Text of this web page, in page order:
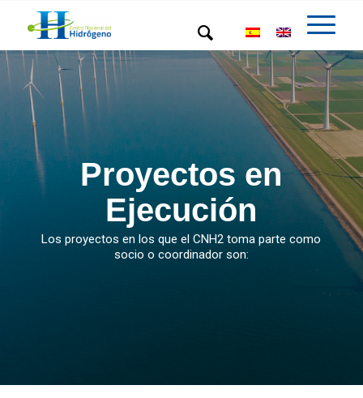
Proyectos en
Ejecución
Los proyectos en los que el CNH2 toma parte como
socio o coordinador son: